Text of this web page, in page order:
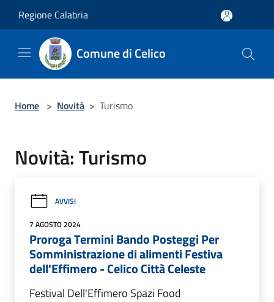
Regione Calabria
Comune di Celico
Home > Novità > Turismo
Novità: Turismo
AVVISI
7 AGOSTO 2024
Proroga Termini Bando Posteggi Per
Somministrazione di alimenti Festiva
dell'Effimero - Celico Città Celeste
Festival Dell'Effimero Spazi Food